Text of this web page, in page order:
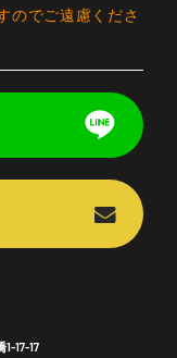
のでご遠慮くださ
17-17